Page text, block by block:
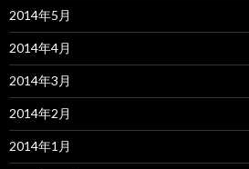
2014年5月
2014年4月
2014年3月
2014年2月
2014年1月